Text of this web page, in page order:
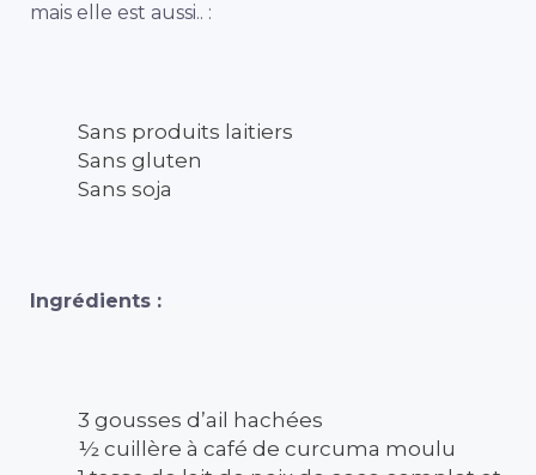
mais elle est aussi.. :
Sans produits laitiers
Sans gluten
Sans soja
Ingrédients :
3 gousses d’ail hachées
½ cuillère à café de curcuma moulu